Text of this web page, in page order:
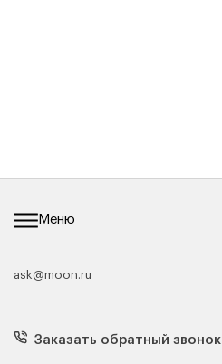
Меню
Каталог мебели
Кресла
Матрасы
ask@moon.ru
Заказать обратный звонок